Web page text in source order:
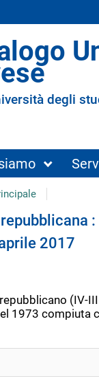
degli
2017
(IV-
1973 compiuta